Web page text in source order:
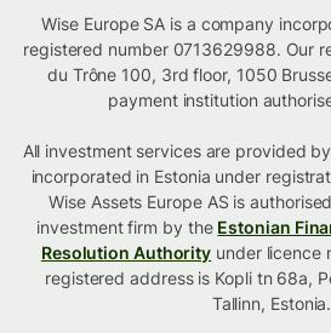
Wise Europe SA is a company
registered number 0713629988. Our
du Trône 100, 3rd floor, 1050
payment institution
All investment services are provided
incorporated in Estonia under
Wise Assets Europe AS is
investment firm by the Estonian
Resolution Authority under licence
registered address is Kopli tn 68a,
Tallinn, Estonia.